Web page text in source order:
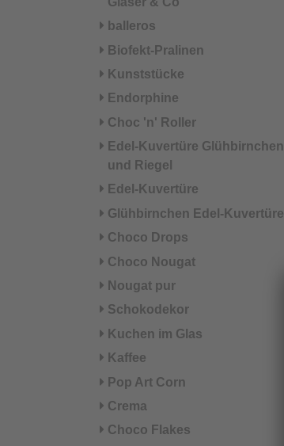
balleros
Biofekt-Pralinen
Kunststücke
Endorphine
Choc 'n' Roller
Edel-Kuvertüre Glühbirnchen
und Riegel
Edel-Kuvertüre
Glühbirnchen Edel-Kuvertüre
Choco Drops
Choco Nougat
Nougat pur
Schokodekor
Kuchen im Glas
Kaffee
Pop Art Corn
Crema
Choco Flakes